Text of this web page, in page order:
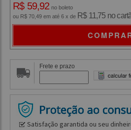
R$ 59,92 no boleto
ou R$ 70,49 em até 6 x de R$ 11,75 no
Frete e prazo
Satisfação garantida ou seu